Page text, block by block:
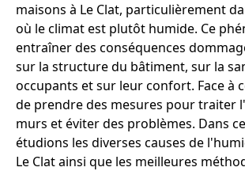
maisons à Le Clat, particulièrement
où le climat est plutôt humide. Ce
entraîner des conséquences
sur la structure du bâtiment, sur la
occupants et sur leur confort. Face à
de prendre des mesures pour traiter
murs et éviter des problèmes. Dans
étudions les diverses causes de
Le Clat ainsi que les meilleures